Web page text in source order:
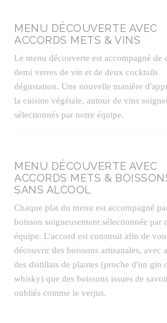
MENU DÉCOUVERTE AVEC
ACCORDS METS & VINS
Le menu découverte est accompagné de
demi verres de vin et de deux cocktails
dégustation. Une nouvelle manière
la cuisine végétale, autour de vins
sélectionnés par notre équipe.
MENU DÉCOUVERTE AVEC
ACCORDS METS &
SANS ALCOOL
Chaque plat du menu est accompagné
boisson soigneusement sélectionnée par
équipe. L'accord est construit afin de
découvrir des boissons artisanales, avec
des distillats de plantes (proche d'un gin
whisky) que des boissons issues de
oubliés comme le verjus.